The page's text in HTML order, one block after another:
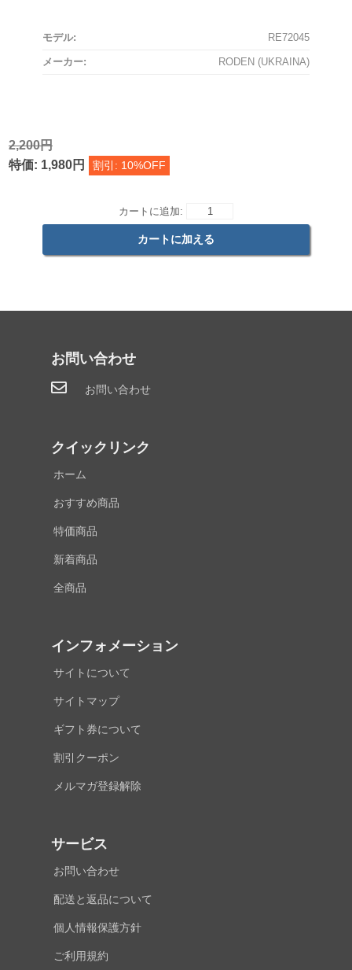
モデル: RE72045
メーカー: RODEN (UKRAINA)
2,200円
特価: 1,980円
割引: 10%OFF
カートに追加:
お問い合わせ
お問い合わせ
クイックリンク
ホーム
おすすめ商品
特価商品
新着商品
全商品
インフォメーション
サイトについて
サイトマップ
ギフト券について
割引クーポン
メルマガ登録解除
サービス
お問い合わせ
配送と返品について
個人情報保護方針
ご利用規約